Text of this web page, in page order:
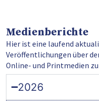
Medienberichte
Hier ist eine laufend
Veröffentlichungen über
Online- und Printmedien
2026